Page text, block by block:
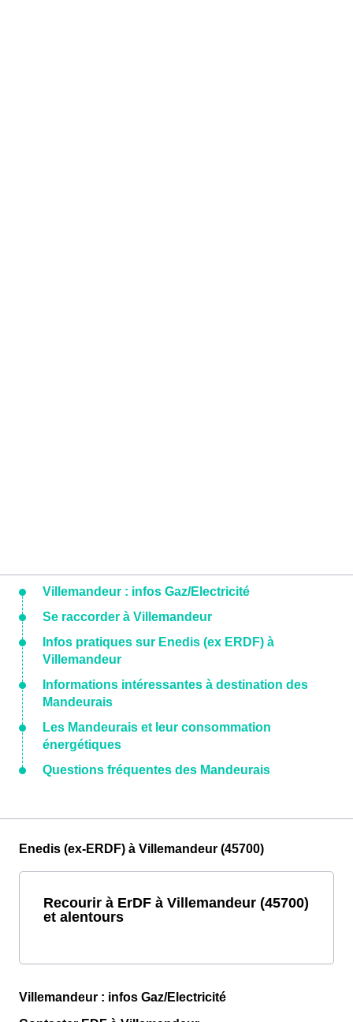
Villemandeur : infos Gaz/Electricité
Se raccorder à Villemandeur
Infos pratiques sur Enedis (ex ERDF) à
Villemandeur
Informations intéressantes à destination des
Mandeurais
Les Mandeurais et leur consommation
énergétiques
Questions fréquentes des Mandeurais
Enedis (ex-ERDF) à Villemandeur (45700)
Recourir à ErDF à Villemandeur (45700)
et alentours
Villemandeur : infos Gaz/Electricité